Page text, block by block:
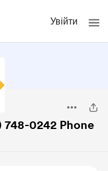
Увійти
0242 Phone